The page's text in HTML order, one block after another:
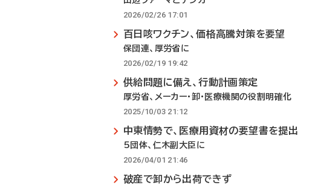
2026/02/26 17:01
百日咳ワクチン、価格高騰対策を要望
保団連、厚労省に
2026/02/19 19:42
供給問題に備え、行動計画策定
厚労省、メーカー・卸・医療機関の役割明確化
2025/10/03 21:12
中東情勢で、医療用資材の要望書を提出
5団体、仁木副大臣に
2026/04/01 21:46
破産で卸から出荷できず